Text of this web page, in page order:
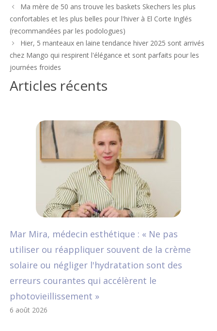
Navigation
des
Ma mère de 50 ans trouve les baskets Skechers les plus
confortables et les plus belles pour l'hiver à El Corte Inglés
(recommandées par les podologues)
Hier, 5 manteaux en laine tendance hiver 2025 sont arrivés
chez Mango qui respirent l'élégance et sont parfaits pour les
journées froides
Articles récents
Mar Mira, médecin esthétique : « Ne pas
utiliser ou réappliquer souvent de la crème
solaire ou négliger l'hydratation sont des
erreurs courantes qui accélèrent le
photovieillissement »
6 août 2026